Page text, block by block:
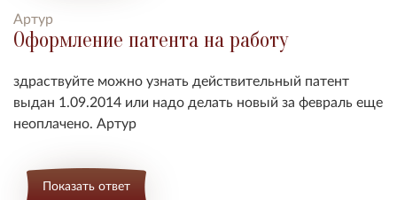
Артур
Оформление патента на работу
здраствуйте можно узнать действительный патент
выдан 1.09.2014 или надо делать новый за февраль еще
неоплачено. Артур
Показать ответ